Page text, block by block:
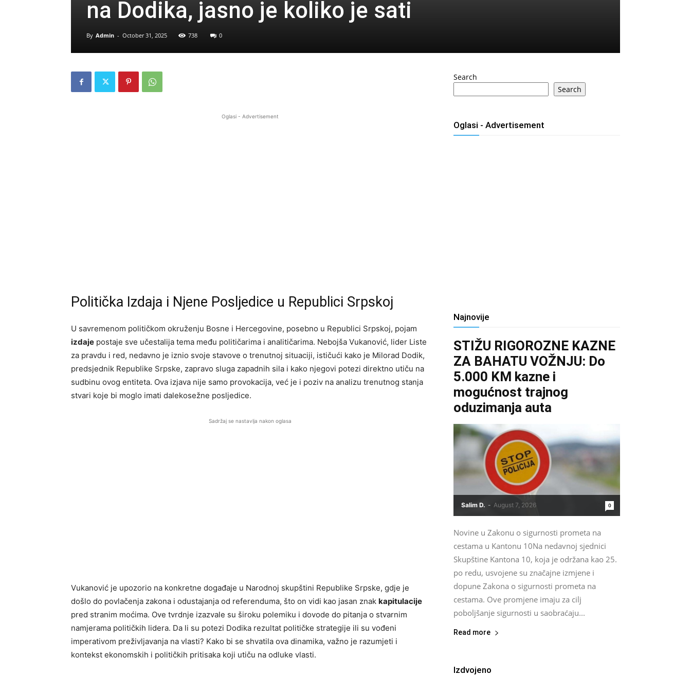
na Dodika, jasno je koliko je sati
By Admin - October 31, 2025 738 0
Oglasi - Advertisement
Politička Izdaja i Njene Posljedice u Republici Srpskoj
U savremenom političkom okruženju Bosne i Hercegovine, posebno u Republici Srpskoj, pojam
izdaje postaje sve učestalija tema među političarima i analitičarima. Nebojša Vukanović, lider Liste
za pravdu i red, nedavno je iznio svoje stavove o trenutnoj situaciji, ističući kako je Milorad Dodik,
predsjednik Republike Srpske, zapravo sluga zapadnih sila i kako njegovi potezi direktno utiču na
sudbinu ovog entiteta. Ova izjava nije samo provokacija, već je i poziv na analizu trenutnog stanja
stvari koje bi moglo imati dalekosežne posljedice.
Sadržaj se nastavlja nakon oglasa
Vukanović je upozorio na konkretne događaje u Narodnoj skupštini Republike Srpske, gdje je
došlo do povlačenja zakona i odustajanja od referenduma, što on vidi kao jasan znak kapitulacije
pred stranim moćima. Ove tvrdnje izazvale su široku polemiku i dovode do pitanja o stvarnim
namjerama političkih lidera. Da li su potezi Dodika rezultat političke strategije ili su vođeni
imperativom preživljavanja na vlasti? Kako bi se shvatila ova dinamika, važno je razumjeti i
kontekst ekonomskih i političkih pritisaka koji utiču na odluke vlasti.
Search
Search
Oglasi - Advertisement
Najnovije
STIŽU RIGOROZNE KAZNE
ZA BAHATU VOŽNJU: Do
5.000 KM kazne i
mogućnost trajnog
oduzimanja auta
Salim D. - August 7, 2026 0
Novine u Zakonu o sigurnosti prometa na
cestama u Kantonu 10Na nedavnoj sjednici
Skupštine Kantona 10, koja je održana kao 25.
po redu, usvojene su značajne izmjene i
dopune Zakona o sigurnosti prometa na
cestama. Ove promjene imaju za cilj
poboljšanje sigurnosti u saobraćaju...
Read more
Izdvojeno